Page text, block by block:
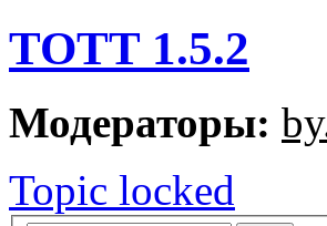
TOTT 1.5.2
Модераторы:
Topic locked